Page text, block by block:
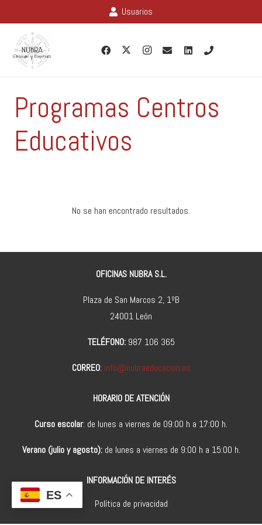
Usuarios
Programas Centros
Educativos
No se han encontrado resultados.
OFICINAS NUBRA S.L.
Plaza de San Marcos 2, 1ºB
24001 León
TELÉFONO:987 106 365
CORREO: info@nubraeducacion.es
HORARIO DE ATENCIÓN
Curso escolar: de lunes a viernes de 09:00 h a 17:00 h.
Verano (julio y agosto):de lunes a viernes de 9:00 h a 15:00 h.
INFORMACIÓN DE INTERÉS
Política de privacidad
ES